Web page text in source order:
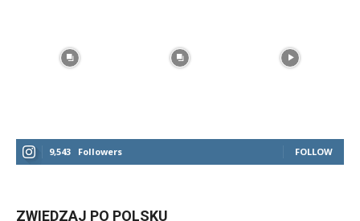
9,543 Followers FOLLOW
ZWIEDZAJ PO POLSKU